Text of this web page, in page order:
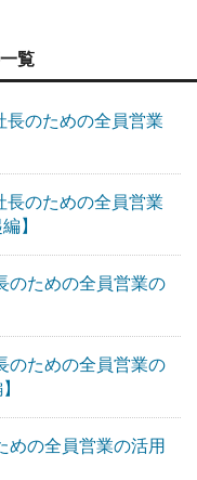
覧
長のための全員営業
長のための全員営業
】
のための全員営業の
のための全員営業の
めの全員営業の活用